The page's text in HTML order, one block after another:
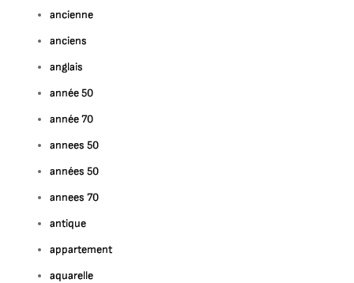
ancienne
anciens
anglais
année 50
année 70
annees 50
années 50
annees 70
antique
appartement
aquarelle